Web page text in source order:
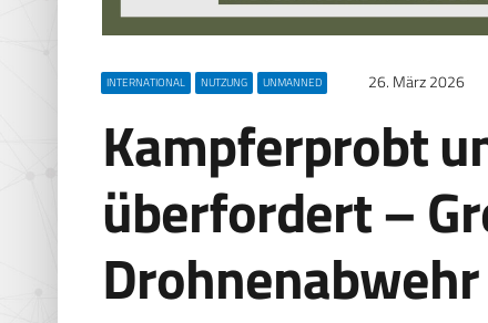
INTERNATIONAL NUTZUNG UNMANNED 26. März 2026
Kampferprobt
überfordert –
Drohnenabwehr